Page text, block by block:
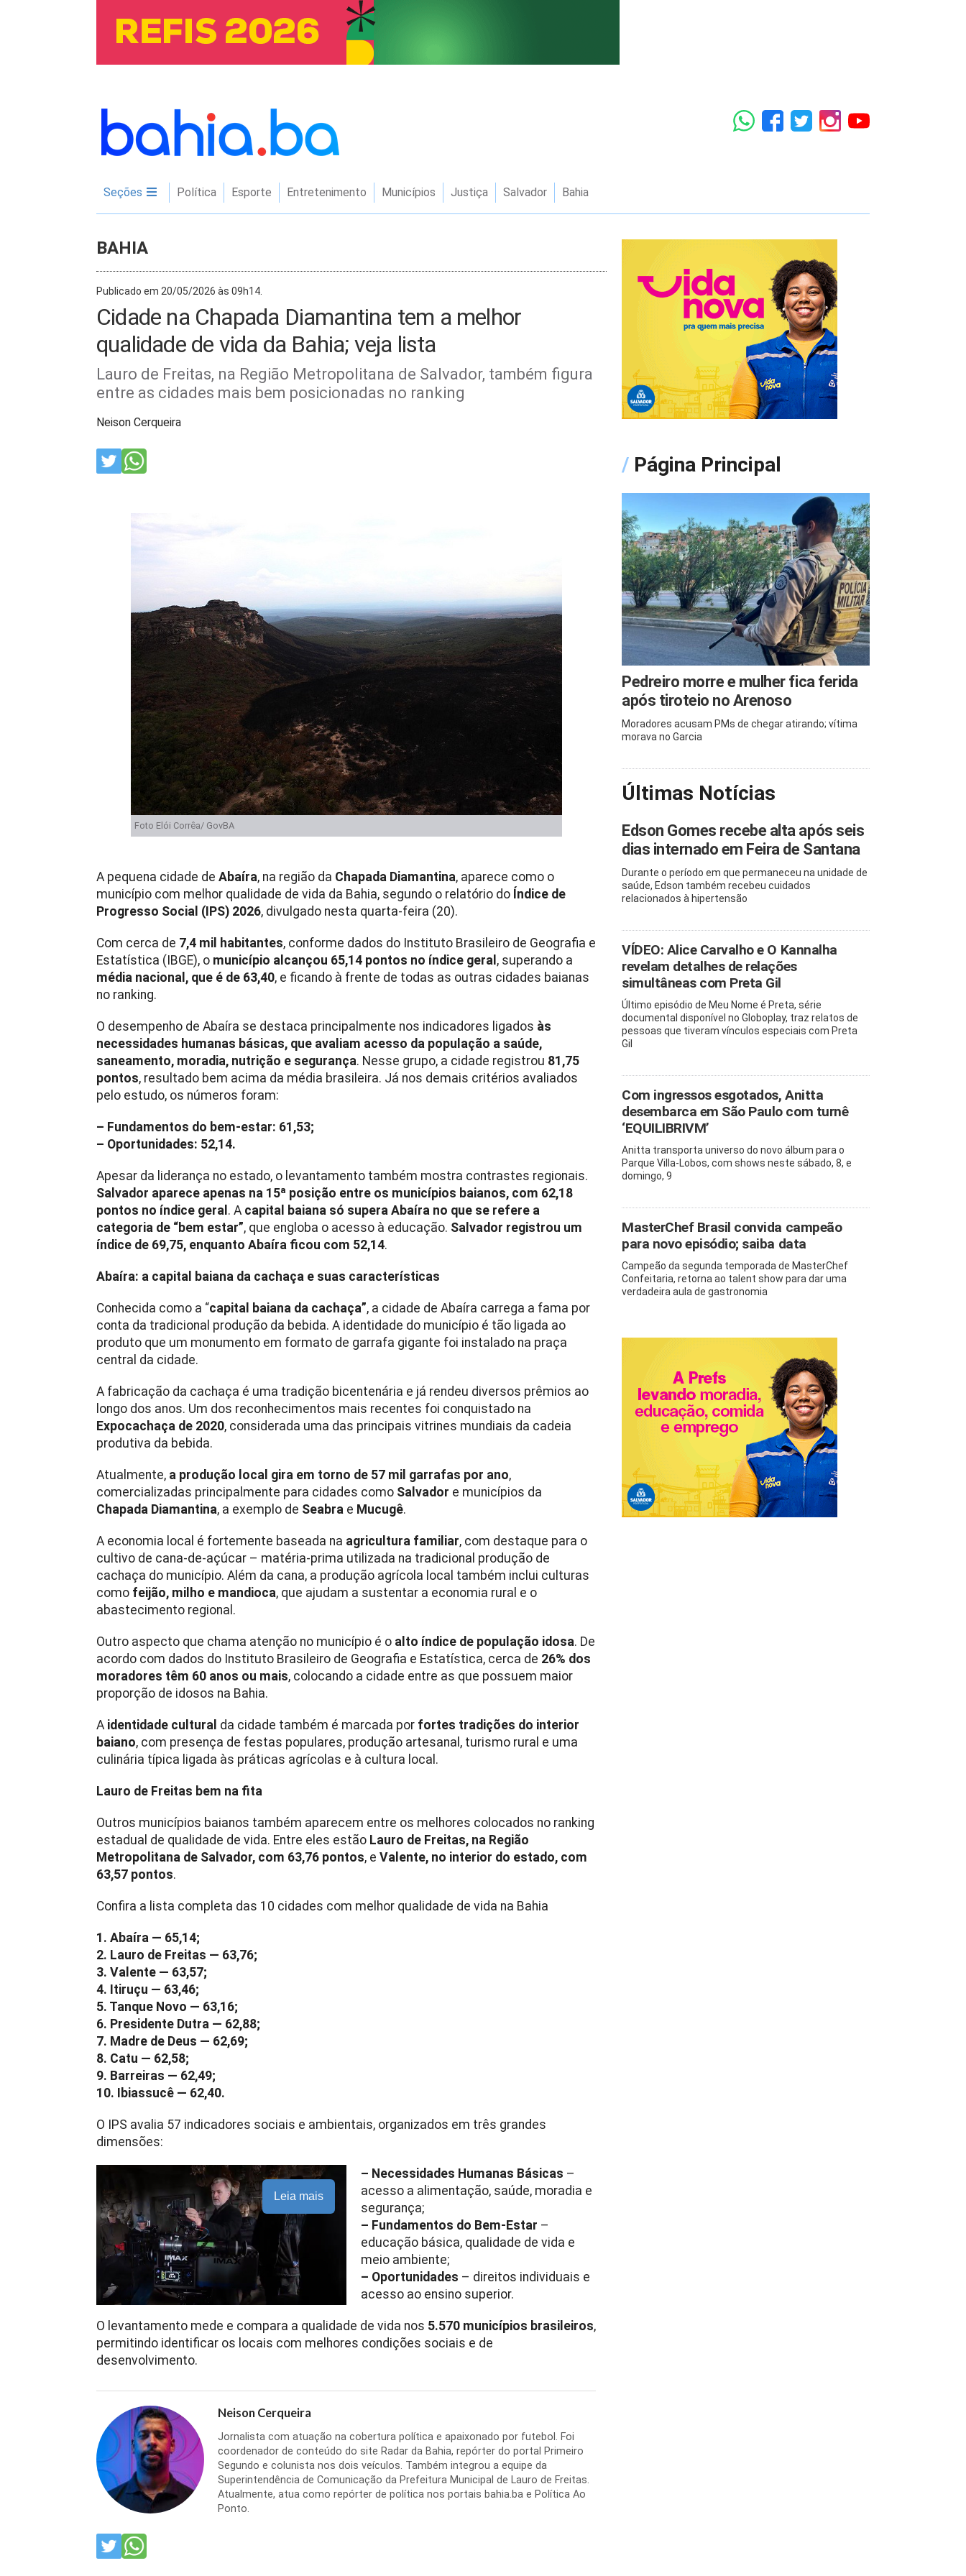
Seções Política Esporte Entretenimento Municípios Justiça Salvador Bahia
BAHIA
Publicado em 20/05/2026 às 09h14.
Cidade na Chapada Diamantina tem a melhor
qualidade de vida da Bahia; veja lista
Lauro de Freitas, na Região Metropolitana de Salvador, também figura
entre as cidades mais bem posicionadas no ranking
Neison Cerqueira
Foto Elói Corrêa/ GovBA
A pequena cidade de Abaíra, na região da Chapada Diamantina, aparece como o
município com melhor qualidade de vida da Bahia, segundo o relatório do Índice de
Progresso Social (IPS) 2026, divulgado nesta quarta-feira (20).
Com cerca de 7,4 mil habitantes, conforme dados do Instituto Brasileiro de Geografia e
Estatística (IBGE), o município alcançou 65,14 pontos no índice geral , superando a
média nacional, que é de 63,40, e ficando à frente de todas as outras cidades baianas
no ranking.
O desempenho de Abaíra se destaca principalmente nos indicadores ligados às
necessidades humanas básicas, que avaliam acesso da população a saúde,
saneamento, moradia, nutrição e segurança. Nesse grupo, a cidade registrou 81,75
pontos, resultado bem acima da média brasileira. Já nos demais critérios avaliados
pelo estudo, os números foram:
– Fundamentos do bem-estar: 61,53;
– Oportunidades: 52,14.
Apesar da liderança no estado, o levantamento também mostra contrastes regionais.
Salvador aparece apenas na 15ª posição entre os municípios baianos, com 62,18
pontos no índice geral . A capital baiana só supera Abaíra no que se refere a
categoria de “bem estar”, que engloba o acesso à educação. Salvador registrou um
índice de 69,75, enquanto Abaíra ficou com 52,14.
Abaíra: a capital baiana da cachaça e suas características
Conhecida como a “capital baiana da cachaça”, a cidade de Abaíra carrega a fama por
conta da tradicional produção da bebida. A identidade do município é tão ligada ao
produto que um monumento em formato de garrafa gigante foi instalado na praça
central da cidade.
A fabricação da cachaça é uma tradição bicentenária e já rendeu diversos prêmios ao
longo dos anos. Um dos reconhecimentos mais recentes foi conquistado na
Expocachaça de 2020, considerada uma das principais vitrines mundiais da cadeia
produtiva da bebida.
Atualmente, a produção local gira em torno de 57 mil garrafas por ano,
comercializadas principalmente para cidades como Salvador e municípios da
Chapada Diamantina, a exemplo de Seabra e Mucugê.
A economia local é fortemente baseada na agricultura familiar, com destaque para o
cultivo de cana-de-açúcar – matéria-prima utilizada na tradicional produção de
cachaça do município. Além da cana, a produção agrícola local também inclui culturas
como feijão, milho e mandioca, que ajudam a sustentar a economia rural e o
abastecimento regional.
Outro aspecto que chama atenção no município é o alto índice de população idosa. De
acordo com dados do Instituto Brasileiro de Geografia e Estatística, cerca de 26% dos
moradores têm 60 anos ou mais, colocando a cidade entre as que possuem maior
proporção de idosos na Bahia.
A identidade cultural da cidade também é marcada por fortes tradições do interior
baiano, com presença de festas populares, produção artesanal, turismo rural e uma
culinária típica ligada às práticas agrícolas e à cultura local.
Lauro de Freitas bem na fita
Outros municípios baianos também aparecem entre os melhores colocados no ranking
estadual de qualidade de vida. Entre eles estão Lauro de Freitas, na Região
Metropolitana de Salvador, com 63,76 pontos, e Valente, no interior do estado, com
63,57 pontos.
Confira a lista completa das 10 cidades com melhor qualidade de vida na Bahia
1. Abaíra — 65,14;
2. Lauro de Freitas — 63,76;
3. Valente — 63,57;
4. Itiruçu — 63,46;
5. Tanque Novo — 63,16;
6. Presidente Dutra — 62,88;
7. Madre de Deus — 62,69;
8. Catu — 62,58;
9. Barreiras — 62,49;
10. Ibiassucê — 62,40.
O IPS avalia 57 indicadores sociais e ambientais, organizados em três grandes
dimensões:
Leia mais
– Necessidades Humanas Básicas –
acesso a alimentação, saúde, moradia e
segurança;
– Fundamentos do Bem-Estar –
educação básica, qualidade de vida e
meio ambiente;
– Oportunidades – direitos individuais e
acesso ao ensino superior.
O levantamento mede e compara a qualidade de vida nos 5.570 municípios brasileiros,
permitindo identificar os locais com melhores condições sociais e de
desenvolvimento.
Neison Cerqueira
Jornalista com atuação na cobertura política e apaixonado por futebol. Foi
coordenador de conteúdo do site Radar da Bahia, repórter do portal Primeiro
Segundo e colunista nos dois veículos. Também integrou a equipe da
Superintendência de Comunicação da Prefeitura Municipal de Lauro de Freitas.
Atualmente, atua como repórter de política nos portais bahia.ba e Política Ao
Ponto.
/ Página Principal
Pedreiro morre e mulher fica ferida
após tiroteio no Arenoso
Moradores acusam PMs de chegar atirando; vítima
morava no Garcia
Últimas Notícias
Edson Gomes recebe alta após seis
dias internado em Feira de Santana
Durante o período em que permaneceu na unidade de
saúde, Edson também recebeu cuidados
relacionados à hipertensão
VÍDEO: Alice Carvalho e O Kannalha
revelam detalhes de relações
simultâneas com Preta Gil
Último episódio de Meu Nome é Preta, série
documental disponível no Globoplay, traz relatos de
pessoas que tiveram vínculos especiais com Preta
Gil
Com ingressos esgotados, Anitta
desembarca em São Paulo com turnê
‘EQUILIBRIVM’
Anitta transporta universo do novo álbum para o
Parque Villa-Lobos, com shows neste sábado, 8, e
domingo, 9
MasterChef Brasil convida campeão
para novo episódio; saiba data
Campeão da segunda temporada de MasterChef
Confeitaria, retorna ao talent show para dar uma
verdadeira aula de gastronomia